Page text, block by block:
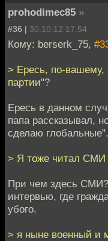
prohodimec85 »
#36 | 30.10.12 17:54
Кому: berserk_75,
> Ересь, по-вашему,
партии"?
Ересь в данном
папа рассказывал,
сделаю глобальные".
> Я тоже читал СМИ
При чем здесь СМИ?
интервью, где
убого.
> я ныне военный и